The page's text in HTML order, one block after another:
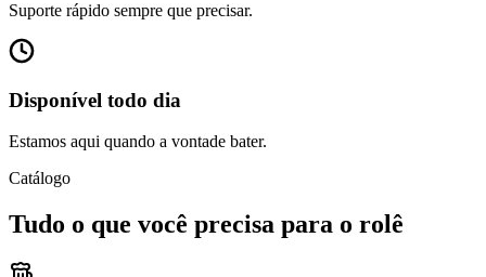
Suporte rápido sempre que precisar.
Disponível todo dia
Estamos aqui quando a vontade bater.
Catálogo
Tudo o que você precisa para o rolê